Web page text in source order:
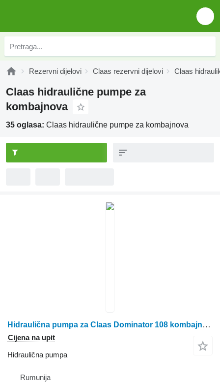
Rezervni dijelovi Claas rezervni dijelovi Claas
Claas hidraulične pumpe za
kombajnova
35 oglasa: Claas hidraulične pumpe za kombajnova
Hidraulična pumpa za Claas Dominator 108 kombajna za žito
Cijena na upit
Hidraulična pumpa
Rumunija